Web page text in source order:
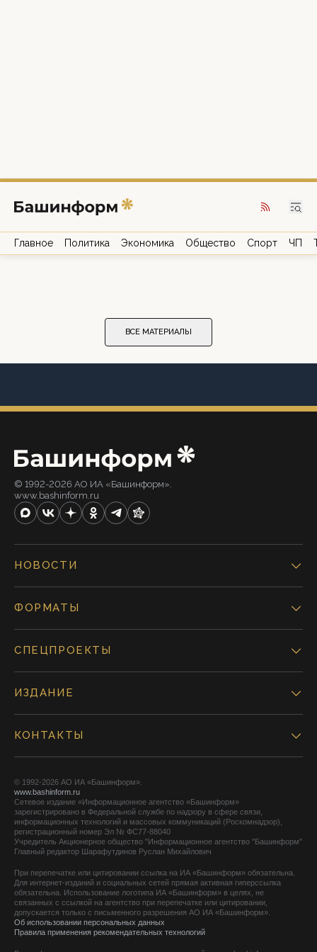
Главное Политика Экономика Общество Спорт ЧП
ВСЕ МАТЕРИАЛЫ
© 1992-2026 АО ИА «Башинформ».
www.bashinform.ru
НОВОСТИ
ФОРМАТЫ
СПЕЦПРОЕКТЫ
ИЗДАНИЕ
КОНТАКТЫ
© 1992-2026 АО ИА «Башинформ».
www.bashinform.ru
Сетевое издание «Информационное агентство «Башинформ»
зарегистрировано в Федеральной службе по надзору в сфере связи,
информационных технологий и массовых коммуникаций (Роскомнадзор),
регистрационный номер Эл № ФС77-88040
Учредитель Акционерное общество "Информационное агентство "Башинформ"
Главный редактор Шарафутдинов Руслан Михайлович
При перепечатке или цитировании ссылка на ИА «Башинформ» обязательна.
Для интернет-изданий и социальных сетей прямая активная гиперссылка
обязательна. Использование логотипа ИА «Башинформ» в целях, не
связанных с ссылкой на агентство при перепечатке или цитировании,
допускается только с письменного разрешения АО ИА «Башинформ».
Об использовании персональных данных
Правила применения рекомендательных технологий